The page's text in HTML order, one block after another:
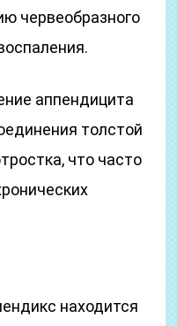
червеобразного
аппендицита
толстой
что часто
находится